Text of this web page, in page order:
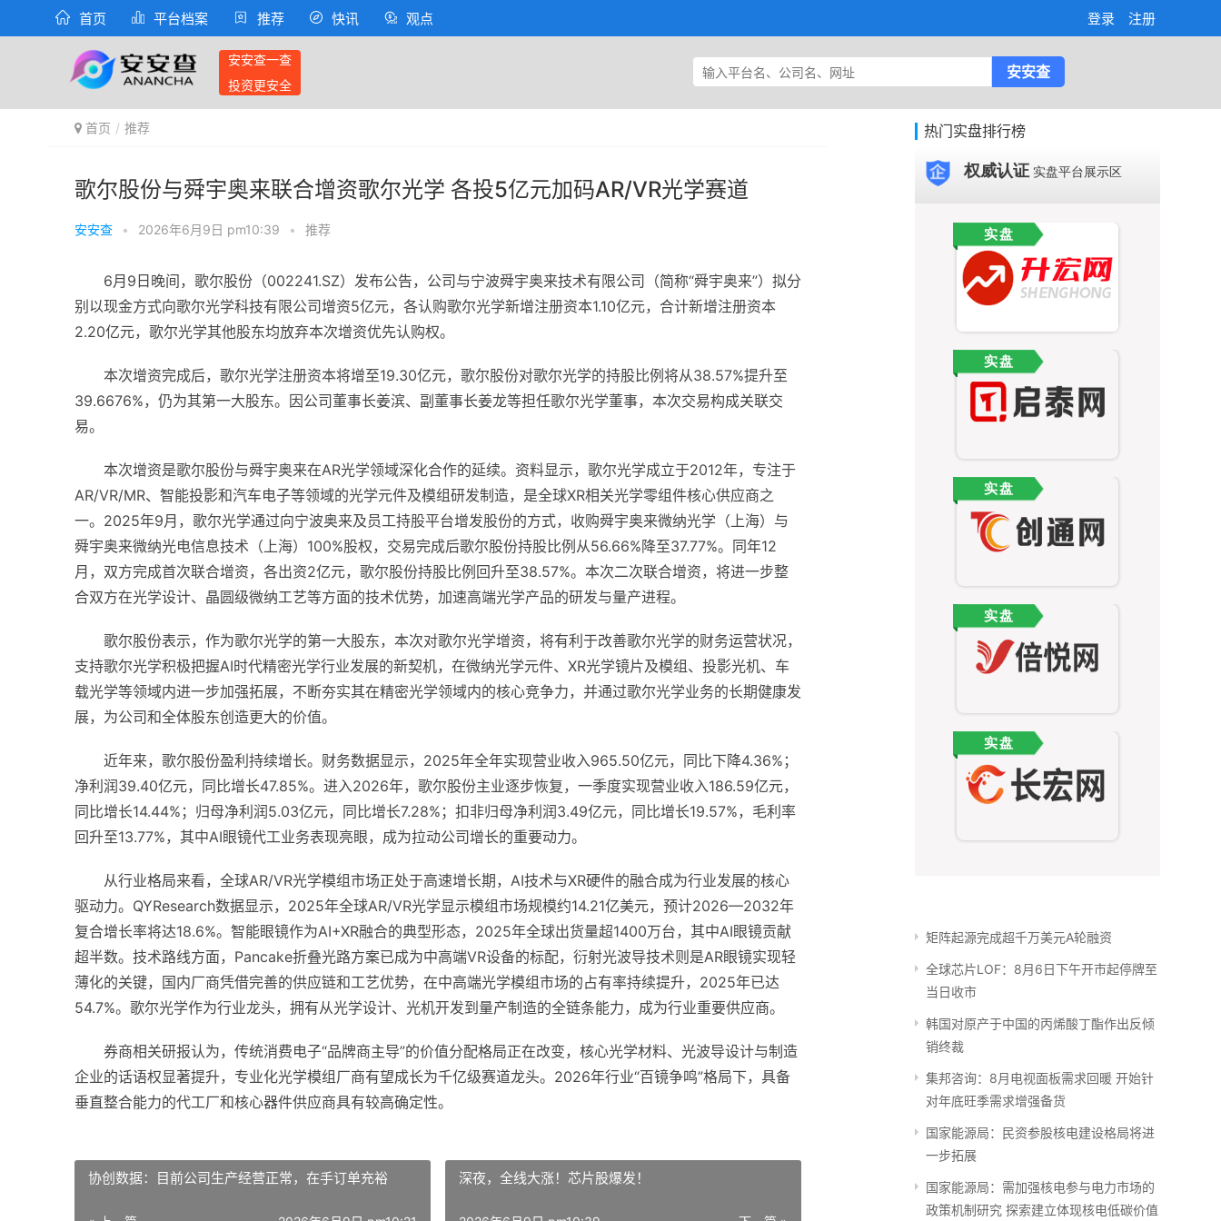
首页 平台档案 推荐 快讯 观点 登录 注册
安安查一查
投资更安全
首页 推荐
歌尔股份与舜宇奥来联合增资歌尔光学 各投5亿元加码AR/VR光学赛道
安安查 • 2026年6月9日 pm10:39 • 推荐
6月9日晚间，歌尔股份（002241.SZ）发布公告，公司与宁波舜宇奥来技术有限公司（简称“舜宇奥来”）拟分
别以现金方式向歌尔光学科技有限公司增资5亿元，各认购歌尔光学新增注册资本1.10亿元，合计新增注册资本
2.20亿元，歌尔光学其他股东均放弃本次增资优先认购权。
本次增资完成后，歌尔光学注册资本将增至19.30亿元，歌尔股份对歌尔光学的持股比例将从38.57%提升至
39.6676%，仍为其第一大股东。因公司董事长姜滨、副董事长姜龙等担任歌尔光学董事，本次交易构成关联交
易。
本次增资是歌尔股份与舜宇奥来在AR光学领域深化合作的延续。资料显示，歌尔光学成立于2012年，专注于
AR/VR/MR、智能投影和汽车电子等领域的光学元件及模组研发制造，是全球XR相关光学零组件核心供应商之
一。2025年9月，歌尔光学通过向宁波奥来及员工持股平台增发股份的方式，收购舜宇奥来微纳光学（上海）与
舜宇奥来微纳光电信息技术（上海）100%股权，交易完成后歌尔股份持股比例从56.66%降至37.77%。同年12
月，双方完成首次联合增资，各出资2亿元，歌尔股份持股比例回升至38.57%。本次二次联合增资，将进一步整
合双方在光学设计、晶圆级微纳工艺等方面的技术优势，加速高端光学产品的研发与量产进程。
歌尔股份表示，作为歌尔光学的第一大股东，本次对歌尔光学增资，将有利于改善歌尔光学的财务运营状况，
支持歌尔光学积极把握AI时代精密光学行业发展的新契机，在微纳光学元件、XR光学镜片及模组、投影光机、车
载光学等领域内进一步加强拓展，不断夯实其在精密光学领域内的核心竞争力，并通过歌尔光学业务的长期健康发
展，为公司和全体股东创造更大的价值。
近年来，歌尔股份盈利持续增长。财务数据显示，2025年全年实现营业收入965.50亿元，同比下降4.36%；
净利润39.40亿元，同比增长47.85%。进入2026年，歌尔股份主业逐步恢复，一季度实现营业收入186.59亿元，
同比增长14.44%；归母净利润5.03亿元，同比增长7.28%；扣非归母净利润3.49亿元，同比增长19.57%，毛利率
回升至13.77%，其中AI眼镜代工业务表现亮眼，成为拉动公司增长的重要动力。
从行业格局来看，全球AR/VR光学模组市场正处于高速增长期，AI技术与XR硬件的融合成为行业发展的核心
驱动力。QYResearch数据显示，2025年全球AR/VR光学显示模组市场规模约14.21亿美元，预计2026—2032年
复合增长率将达18.6%。智能眼镜作为AI+XR融合的典型形态，2025年全球出货量超1400万台，其中AI眼镜贡献
超半数。技术路线方面，Pancake折叠光路方案已成为中高端VR设备的标配，衍射光波导技术则是AR眼镜实现轻
薄化的关键，国内厂商凭借完善的供应链和工艺优势，在中高端光学模组市场的占有率持续提升，2025年已达
54.7%。歌尔光学作为行业龙头，拥有从光学设计、光机开发到量产制造的全链条能力，成为行业重要供应商。
券商相关研报认为，传统消费电子“品牌商主导”的价值分配格局正在改变，核心光学材料、光波导设计与制造
企业的话语权显著提升，专业化光学模组厂商有望成长为千亿级赛道龙头。2026年行业“百镜争鸣”格局下，具备
垂直整合能力的代工厂和核心器件供应商具有较高确定性。
协创数据：目前公司生产经营正常，在手订单充裕 深夜，全线大涨！芯片股爆发！
热门实盘排行榜
矩阵起源完成超千万美元A轮融资
全球芯片LOF：8月6日下午开市起停牌至
当日收市
韩国对原产于中国的丙烯酸丁酯作出反倾
销终裁
集邦咨询：8月电视面板需求回暖 开始针
对年底旺季需求增强备货
国家能源局：民资参股核电建设格局将进
一步拓展
国家能源局：需加强核电参与电力市场的
政策机制研究 探索建立体现核电低碳价值